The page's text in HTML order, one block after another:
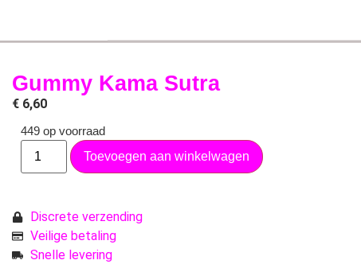
Gummy Kama Sutra
€ 6,60
449 op voorraad
Toevoegen aan winkelwagen
Discrete verzending
Veilige betaling
Snelle levering